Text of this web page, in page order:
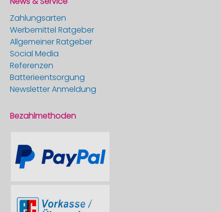
Zahlungsarten
Werbemittel Ratgeber
Allgemeiner Ratgeber
Social Media
Referenzen
Batterieentsorgung
Newsletter Anmeldung
Bezahlmethoden